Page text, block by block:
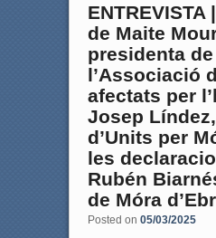
ENTREVISTA
de Maite
presidenta de
l’Associació
afectats per
Josep
d’Units per
les
Rubén
de Móra
Posted on 05/03/2025